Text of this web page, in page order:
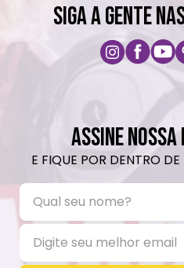
SIGA A GENTE
ASSINE
E FIQUE POR DENTRO